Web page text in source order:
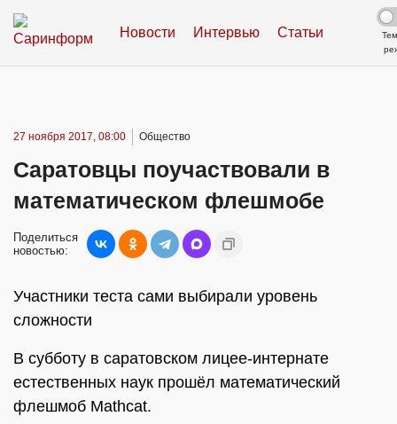
Новости Интервью Статьи
27 ноября 2017, 08:00 Общество
Саратовцы поучаствовали в
математическом флешмобе
Поделиться
новостью:
Участники теста сами выбирали уровень
сложности
В субботу в саратовском лицее-интернате
естественных наук прошёл математический
флешмоб Mathcat.